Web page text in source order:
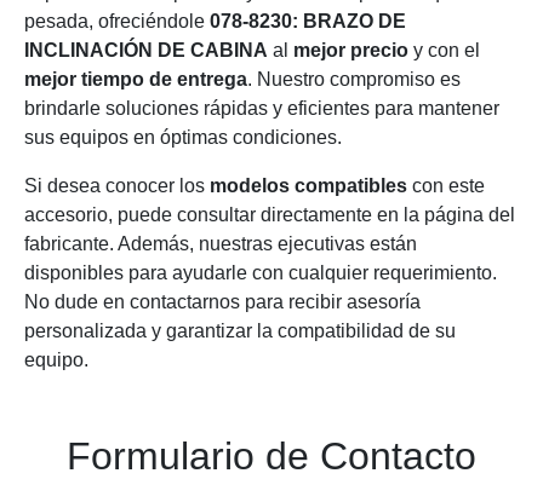
pesada, ofreciéndole 078-8230: BRAZO DE
INCLINACIÓN DE CABINA al mejor precio y con el
mejor tiempo de entrega. Nuestro compromiso es
brindarle soluciones rápidas y eficientes para mantener
sus equipos en óptimas condiciones.
Si desea conocer los modelos compatibles con este
accesorio, puede consultar directamente en la página del
fabricante. Además, nuestras ejecutivas están
disponibles para ayudarle con cualquier requerimiento.
No dude en contactarnos para recibir asesoría
personalizada y garantizar la compatibilidad de su
equipo.
Formulario de Contacto